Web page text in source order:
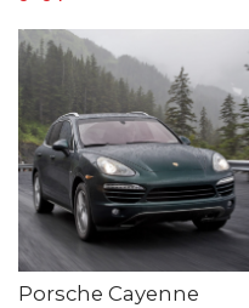
Porsche Cayenne